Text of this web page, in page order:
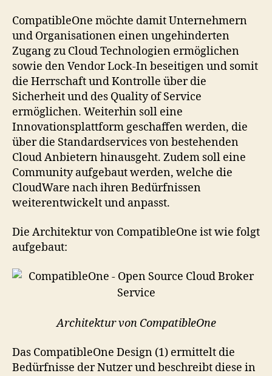
CompatibleOne möchte damit Unternehmern
und Organisationen einen ungehinderten
Zugang zu Cloud Technologien ermöglichen
sowie den Vendor Lock-In beseitigen und somit
die Herrschaft und Kontrolle über die
Sicherheit und des Quality of Service
ermöglichen. Weiterhin soll eine
Innovationsplattform geschaffen werden, die
über die Standardservices von bestehenden
Cloud Anbietern hinausgeht. Zudem soll eine
Community aufgebaut werden, welche die
CloudWare nach ihren Bedürfnissen
weiterentwickelt und anpasst.
Die Architektur von CompatibleOne ist wie folgt
aufgebaut:
Architektur von CompatibleOne
Das CompatibleOne Design (1) ermittelt die
Bedürfnisse der Nutzer und beschreibt diese in